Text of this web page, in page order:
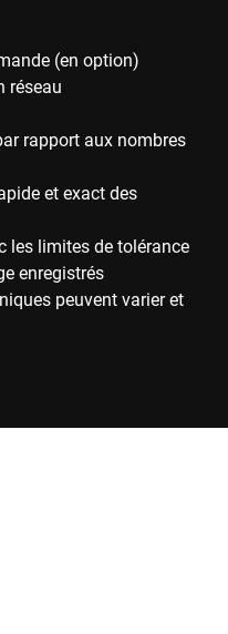
(en option)
réseau
rapport aux nombres
et exact des
les limites de tolérance
enregistrés
peuvent varier et